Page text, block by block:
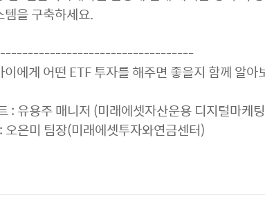
템을 구축하세요.
이에게 어떤 ETF 투자를 해주면 좋을지 함께 알아
: 유용주 매니저 (미래에셋자산운용 디지털마케
오은미 팀장(미래에셋투자와연금센터)